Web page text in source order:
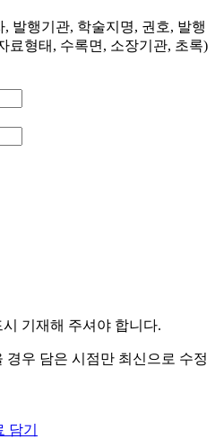
발행기관, 학술지명, 권호, 발행
료형태, 수록면, 소장기관, 초록)
기재해 주셔야 합니다.
경우 담은 시점만 최신으로 수정
담기